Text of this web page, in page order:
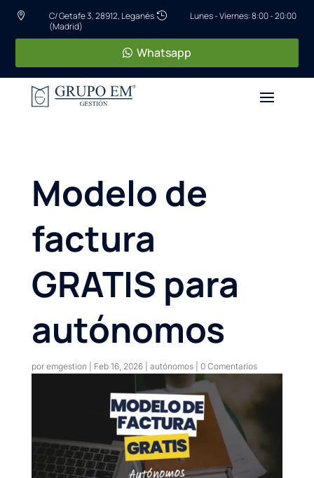

C/ Getafe 3, 28912, Leganés
(Madrid)
 Lunes - Viernes: 8:00 - 20:00
Whatsapp
Modelo de
factura
GRATIS para
autónomos
por emgestion Feb 16, 2026| autónomos| 0 Comentarios